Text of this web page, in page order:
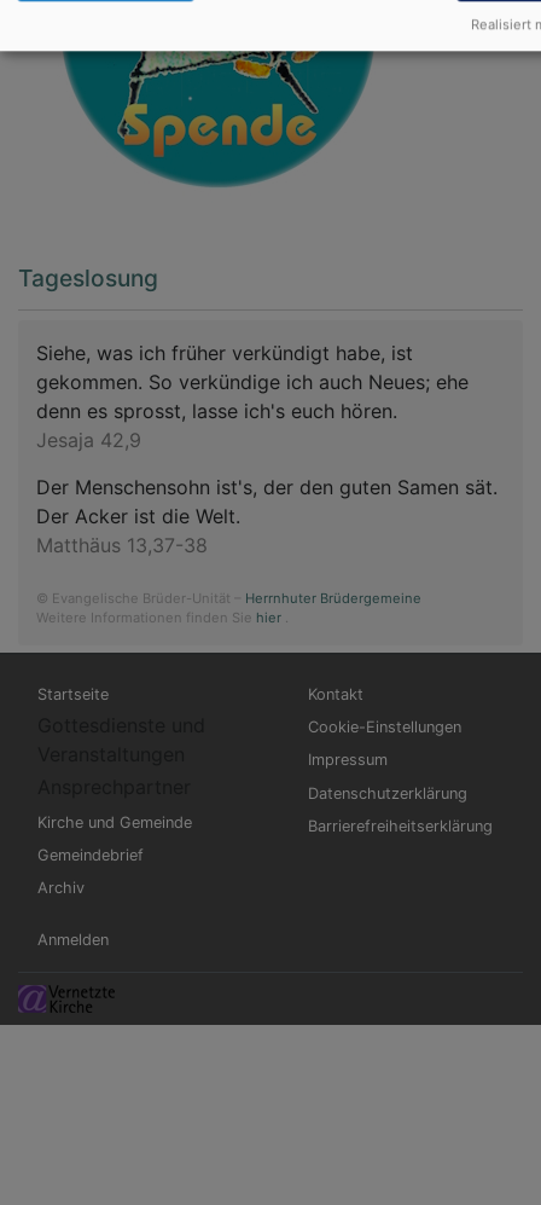
Tageslosung
Siehe, was ich früher verkündigt habe, ist
gekommen. So verkündige ich auch Neues; ehe
denn es sprosst, lasse ich's euch hören.
Jesaja 42,9
Der Menschensohn ist's, der den guten Samen sät.
Der Acker ist die Welt.
Matthäus 13,37-38
© Evangelische Brüder-Unität – Herrnhuter Brüdergemeine
Weitere Informationen finden Sie hier
Hauptnavigation
Startseite
Kirche und Gemeinde
Gemeindebrief
Archiv
Fußbereichsmenü
Kontakt
Cookie-Einstellungen
Impressum
Datenschutzerklärung
Barrierefreiheitserklärung
Benutzermenü
Anmelden
Realisiert